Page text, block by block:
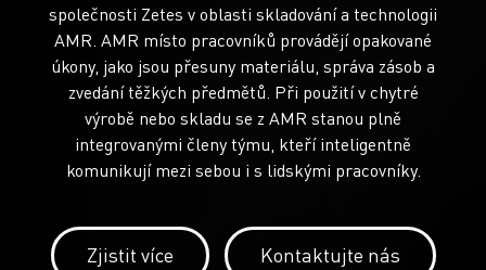
společnosti Zetes v oblasti skladování a technologii
AMR. AMR místo pracovníků provádějí opakované
úkony, jako jsou přesuny materiálu, správa zásob a
zvedání těžkých předmětů. Při použití v chytré
výrobě nebo skladu se z AMR stanou plně
integrovanými členy týmu, kteří inteligentně
komunikují mezi sebou i s lidskými pracovníky.
Zjistit více Kontaktujte nás